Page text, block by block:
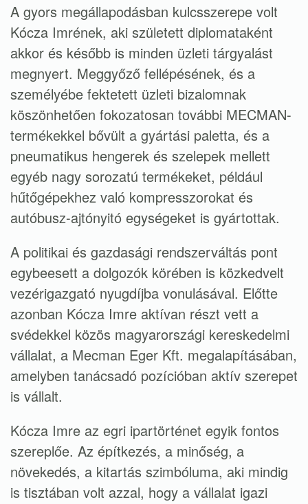
A gyors megállapodásban kulcsszerepe volt
Kócza Imrének, aki született diplomataként
akkor és később is minden üzleti tárgyalást
megnyert. Meggyőző fellépésének, és a
személyébe fektetett üzleti bizalomnak
köszönhetően fokozatosan további MECMAN-
termékekkel bővült a gyártási paletta, és a
pneumatikus hengerek és szelepek mellett
egyéb nagy sorozatú termékeket, például
hűtőgépekhez való kompresszorokat és
autóbusz-ajtónyitó egységeket is gyártottak.
A politikai és gazdasági rendszerváltás pont
egybeesett a dolgozók körében is közkedvelt
vezérigazgató nyugdíjba vonulásával. Előtte
azonban Kócza Imre aktívan részt vett a
svédekkel közös magyarországi kereskedelmi
vállalat, a Mecman Eger Kft. megalapításában,
amelyben tanácsadó pozícióban aktív szerepet
is vállalt.
Kócza Imre az egri ipartörténet egyik fontos
szereplőe. Az építkezés, a minőség, a
növekedés, a kitartás szimbóluma, aki mindig
is tisztában volt azzal, hogy a vállalat igazi